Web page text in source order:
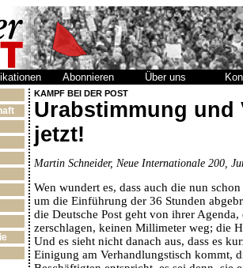
Abonnieren Über uns
KAMPF BEI DER POST
Urabstimmung und
jetzt!
Martin Schneider, Neue Internationale 200,
Wen wundert es, dass auch die nun
um die Einführung der 36 Stunden
die Deutsche Post geht von ihrer
zerschlagen, keinen Millimeter weg; die
Und es sieht nicht danach aus, dass es
Einigung am Verhandlungstisch kommt,